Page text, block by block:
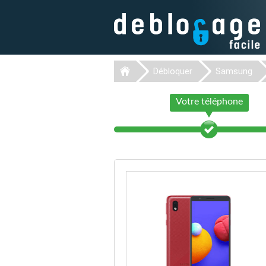
Débloquer Samsung
Votre téléphone